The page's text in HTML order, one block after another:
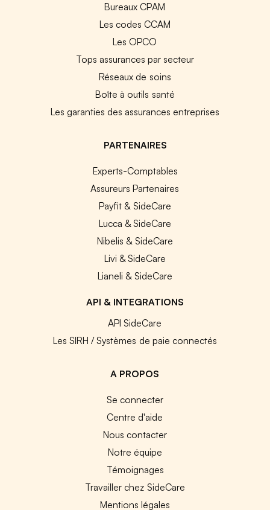
Bureaux CPAM
Les codes CCAM
Les OPCO
Tops assurances par secteur
Réseaux de soins
Boîte à outils santé
Les garanties des assurances entreprises
PARTENAIRES
Experts-Comptables
Assureurs Partenaires
Payfit & SideCare
Lucca & SideCare
Nibelis & SideCare
Livi & SideCare
Lianeli & SideCare
API & INTEGRATIONS
API SideCare
Les SIRH / Systèmes de paie connectés
A PROPOS
Se connecter
Centre d'aide
Nous contacter
Notre équipe
Témoignages
Travailler chez SideCare
Mentions légales